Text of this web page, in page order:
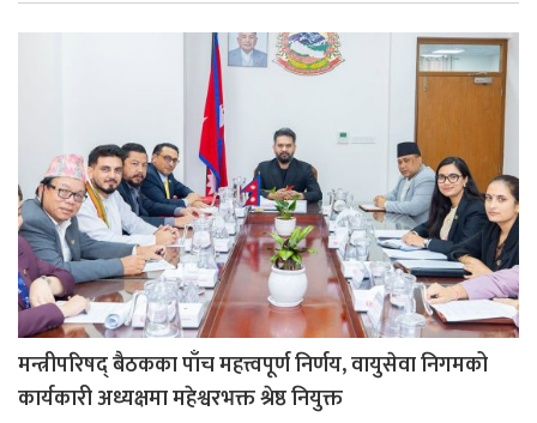
मन्त्रीपरिषद् बैठकका पाँच महत्त्वपूर्ण निर्णय, वायुसेवा निगमको
कार्यकारी अध्यक्षमा महेश्वरभक्त श्रेष्ठ नियुक्त